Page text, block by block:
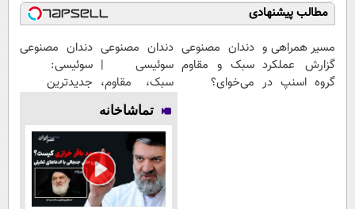
مطالب پیشنهادی
مسیر همراهی و
گزارش عملکرد
گروه اسنپ در
دندان مصنوعی
سبک و مقاوم
می‌خوای؟
دندان مصنوعی
سوئیسی |
سبک، مقاوم،
طبیعی! ویزیت
رایگان+پرداخت
اقساطی😍
دندان مصنوعی
سوئیسی:
جدیدترین
پرداخت قسطی
تماشاخانه